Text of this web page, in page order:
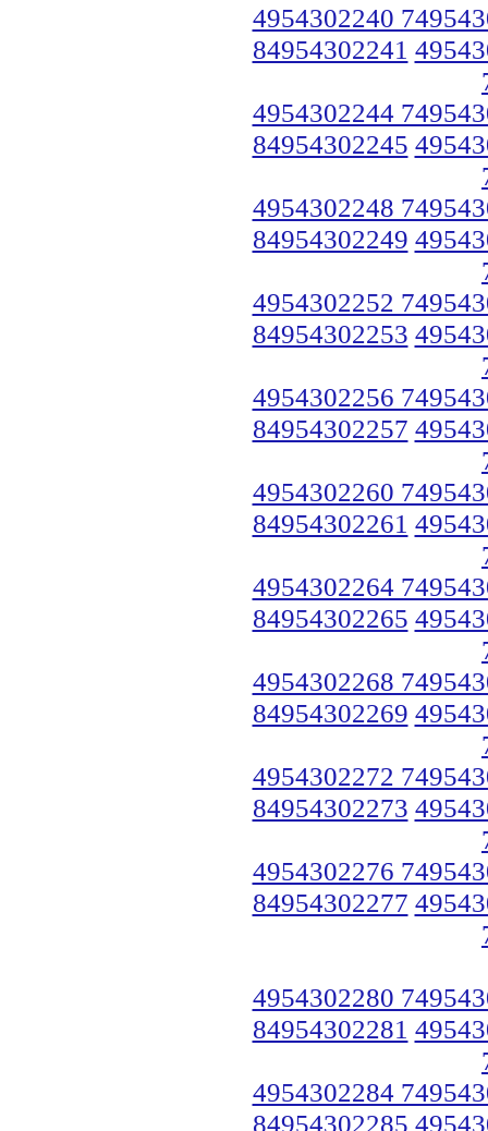
4954302240
84954302241
4954302244
84954302245
4954302248
84954302249
4954302252
84954302253
4954302256
84954302257
4954302260
84954302261
4954302264
84954302265
4954302268
84954302269
4954302272
84954302273
4954302276
84954302277
4954302280
84954302281
4954302284
84954302285